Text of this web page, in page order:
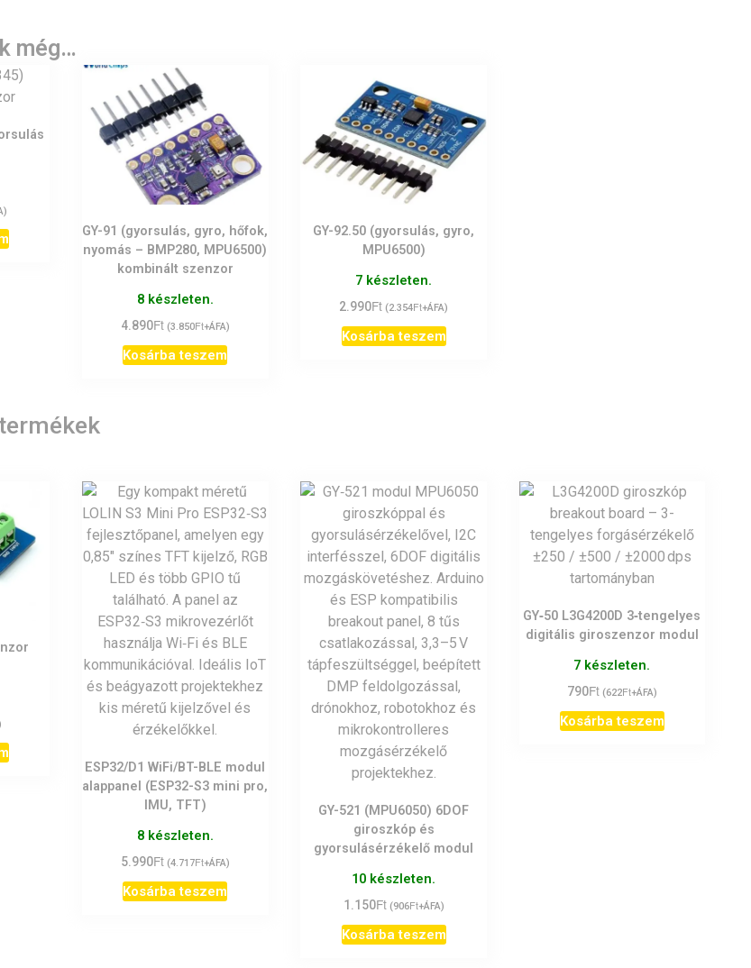
még…
GY-91 (gyorsulás, gyro, hőfok,
nyomás – BMP280, MPU6500)
kombinált szenzor
8 készleten.
4.890Ft (3.850Ft+ÁFA)
Kosárba teszem
GY-92.50 (gyorsulás, gyro,
MPU6500)
7 készleten.
2.990Ft (2.354Ft+ÁFA)
Kosárba teszem
ESP32/D1 WiFi/BT-BLE modul
alappanel (ESP32-S3 mini pro,
IMU, TFT)
8 készleten.
5.990Ft (4.717Ft+ÁFA)
Kosárba teszem
GY-521 (MPU6050) 6DOF
giroszkóp és
gyorsulásérzékelő modul
10 készleten.
1.150Ft (906Ft+ÁFA)
Kosárba teszem
GY‑50 L3G4200D 3‑tengelyes
digitális giroszenzor modul
7 készleten.
790Ft (622Ft+ÁFA)
Kosárba teszem